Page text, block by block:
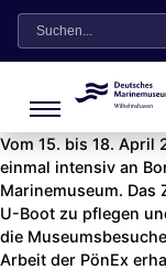
Suche
Vom 15. bis 18. April
einmal intensiv an
Marinemuseum. Das
U-Boot zu pflegen
die
Arbeit der PönEx